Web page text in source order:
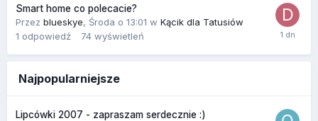
Smart home co polecacie?
Przez blueskye, Środa o 13:01 w Kącik dla Tatusiów
1 odpowiedź 74 wyświetleń
Najpopularniejsze
Lipcówki 2007 - zapraszam serdecznie :)